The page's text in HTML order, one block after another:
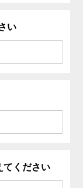
い
てください